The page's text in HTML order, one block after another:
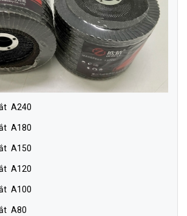
A240
A180
A150
A120
A100
A80